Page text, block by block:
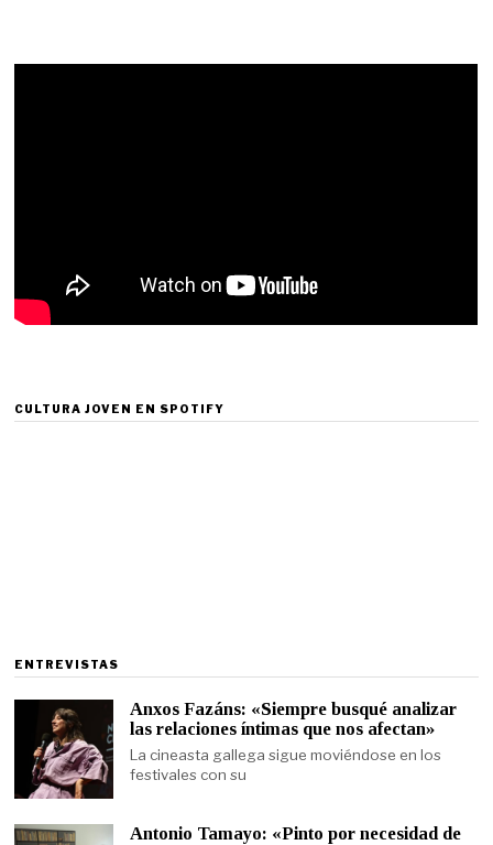
CULTURA JOVEN EN SPOTIFY
ENTREVISTAS
Anxos Fazáns: «Siempre busqué analizar
las relaciones íntimas que nos afectan»
La cineasta gallega sigue moviéndose en los
festivales con su
Antonio Tamayo: «Pinto por necesidad de